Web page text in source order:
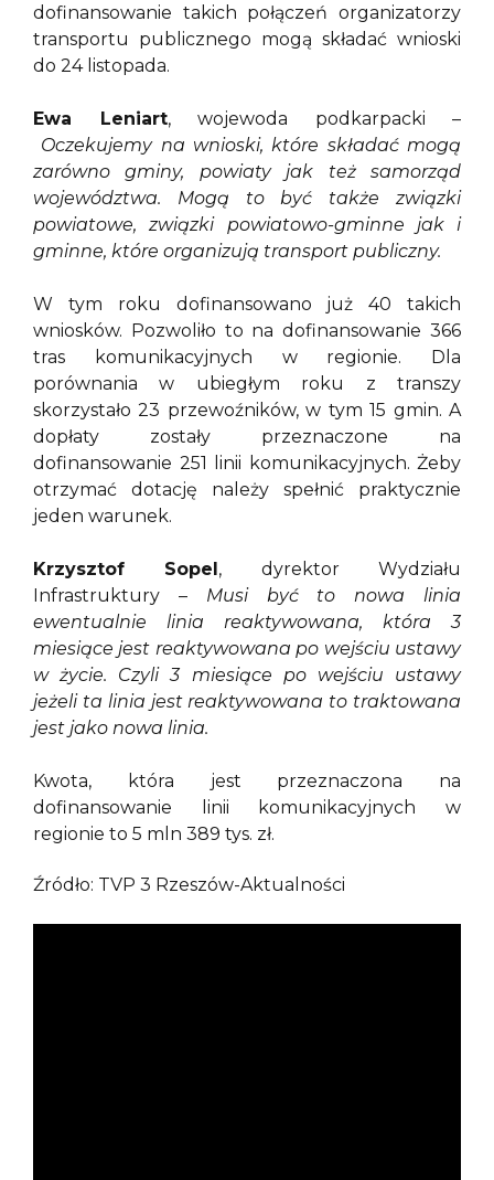
dofinansowanie takich połączeń organizatorzy
transportu publicznego mogą składać wnioski
do 24 listopada.
Ewa Leniart, wojewoda podkarpacki –
Oczekujemy na wnioski, które składać mogą
zarówno gminy, powiaty jak też samorząd
województwa. Mogą to być także związki
powiatowe, związki powiatowo-gminne jak i
gminne, które organizują transport publiczny.
W tym roku dofinansowano już 40 takich
wniosków. Pozwoliło to na dofinansowanie 366
tras komunikacyjnych w regionie. Dla
porównania w ubiegłym roku z transzy
skorzystało 23 przewoźników, w tym 15 gmin. A
dopłaty zostały przeznaczone na
dofinansowanie 251 linii komunikacyjnych. Żeby
otrzymać dotację należy spełnić praktycznie
jeden warunek.
Krzysztof Sopel, dyrektor Wydziału
Infrastruktury – Musi być to nowa linia
ewentualnie linia reaktywowana, która 3
miesiące jest reaktywowana po wejściu ustawy
w życie. Czyli 3 miesiące po wejściu ustawy
jeżeli ta linia jest reaktywowana to traktowana
jest jako nowa linia.
Kwota, która jest przeznaczona na
dofinansowanie linii komunikacyjnych w
regionie to 5 mln 389 tys. zł.
Źródło: TVP 3 Rzeszów-Aktualności